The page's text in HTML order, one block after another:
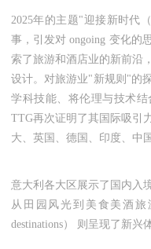
2025年的主题"迎接新时代
事，引发对 ongoing 变化的
索了旅游和酒店业的新前沿
设计。对旅游业"新规则"的
学科技能、将伦理与技术结
TTG再次证明了其国际吸引
大、英国、德国、印度、中
意大利各大区展示了国内入
从田园风光到美食美酒旅
destinations） 则呈现了新兴